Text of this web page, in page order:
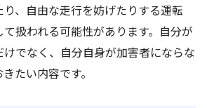
、自由な走行を妨げたりする運転
て扱われる可能性があります。自分が
でなく、自分自身が加害者にならな
たい内容です。